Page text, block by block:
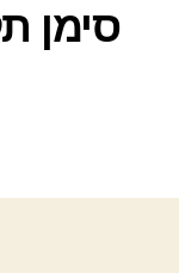
סימן